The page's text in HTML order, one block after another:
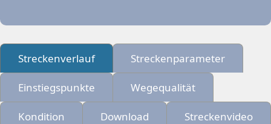
Streckenverlauf Streckenparameter
Einstiegspunkte Wegequalität
Kondition Download Streckenvideo